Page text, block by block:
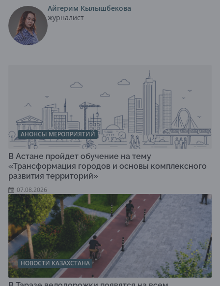
Айгерим Кылышбекова
журналист
АНОНСЫ МЕРОПРИЯТИЙ
В Астане пройдет обучение на тему
«Трансформация городов и основы комплексного
развития территорий»
07.08.2026
НОВОСТИ КАЗАХСТАНА